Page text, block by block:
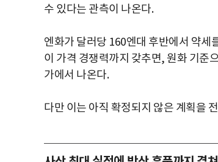
수 있다는 관측이 나온다.
엔화가 달러당 160엔대 후반에서 약세
이 가격 경쟁력까지 갖추면, 원화 기준
가에서 나온다.
다만 이는 아직 확정되지 않은 계획을